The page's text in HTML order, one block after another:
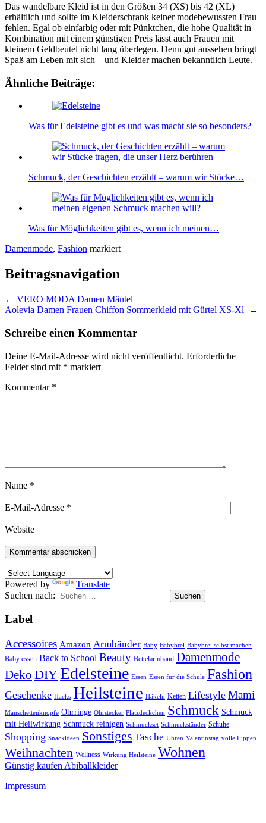
Das wandelbare Kleid ist in den Größen 34 (XS) bis 42 (XL)
erhältlich und sollte im Kleiderschrank keiner modebewussten Frau
fehlen. Egal ob einfarbig oder mit Pünktchen, die hohe Qualität in
Kombination mit einem günstigen Preis lässt auch Frauen mit
kleinem Geldbeutel nicht lang überlegen. Denn gut aussehen bringt
Spaß am Leben mit sich – und Kleider machen bekanntlich Leute.
Ähnliche Beiträge:
Was für Edelsteine gibt es und was macht sie so besonders?
Schmuck, der Geschichten erzählt – warum wir Stücke…
Was für Möglichkeiten gibt es, wenn ich meinen…
Damenmode, Fashion markiert
Beitragsnavigation
← VERO MODA Damen Mäntel
Aolevia Damen Frauen Chiffon Sommerkleid mit Gürtel XS-Xl
→
Schreibe einen Kommentar
Deine E-Mail-Adresse wird nicht veröffentlicht. Erforderliche
Felder sind mit * markiert
Kommentar *
Name *
E-Mail-Adresse *
Website
Powered by
Translate
Suchen nach:
Label
Accessoires Amazon Armbänder Baby Babybrei Babybrei selbst machen
Baby essen Back to School Beauty Bettelarmband Damenmode
Deko DIYEdelsteine Essen Essen für die Schule Fashion
Geschenke Hacks Heilsteine Häkeln Ketten Lifestyle Mami
Manschettenknöpfe Ohrringe Ohrstecker Platzdeckchen Schmuck Schmuck
mit Heilwirkung Schmuck reinigen Schmuckset Schmuckständer Schuhe
Shopping Snackideen Sonstiges Tasche Uhren Valentinstag volle Lippen
Weihnachten Wellness Wirkung Heilsteine Wohnen
Günstig kaufen Abiballkleider
Impressum